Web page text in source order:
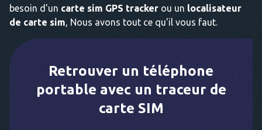
besoin d'un carte sim GPS tracker ou un localisateur
de carte sim, Nous avons tout ce qu'il vous faut.
Retrouver un téléphone
portable avec un traceur de
carte SIM